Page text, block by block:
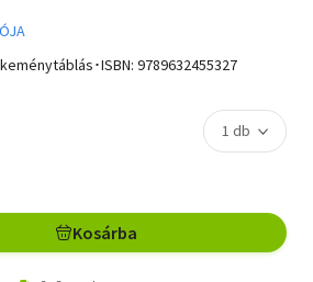
･ISBN: 9789632455327
Kosárba